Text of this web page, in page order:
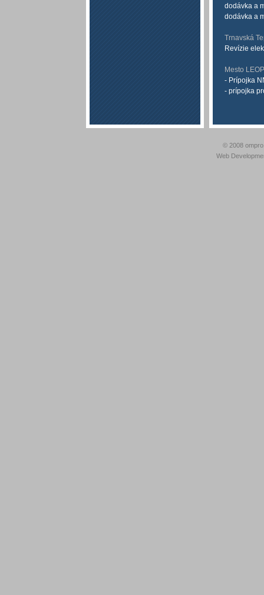
dodávka a
dodávka a
Trnavská
Revízie
Mesto
- Prípojka
- prípojka
© 2008
Web